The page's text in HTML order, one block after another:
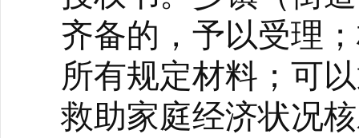
齐备的，予以受理
所有规定材料；可
救助家庭经济状况